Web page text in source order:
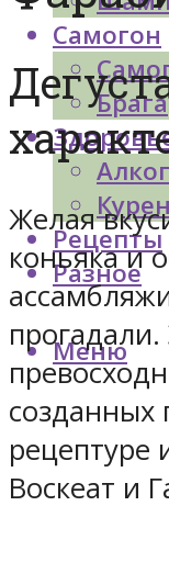
Самогон
Брага
Рецепты
Разное
Меню
Желая
коньяка и
созданных
рецептуре
Воскеат и